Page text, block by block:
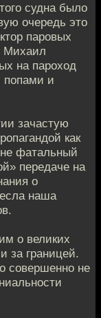
судна было
очередь это
паровых
Михаил
на пароход
попами и
зачастую
как
фатальный
передаче на
о
наша
о великих
за границей.
совершенно не